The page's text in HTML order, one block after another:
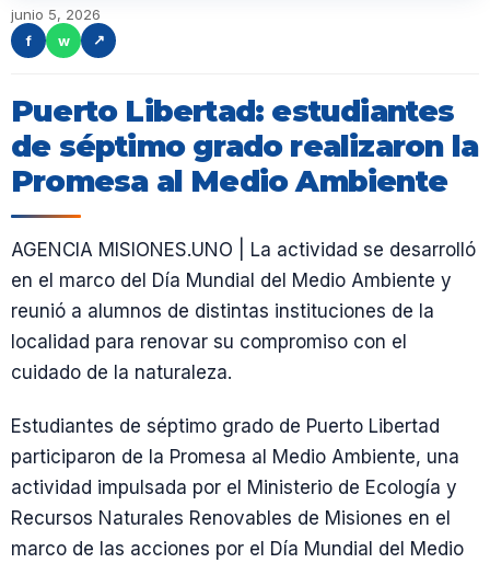
junio 5, 2026
f
w ↗
Puerto Libertad: estudiantes
de séptimo grado realizaron la
Promesa al Medio Ambiente
AGENCIA MISIONES.UNO | La actividad se desarrolló
en el marco del Día Mundial del Medio Ambiente y
reunió a alumnos de distintas instituciones de la
localidad para renovar su compromiso con el
cuidado de la naturaleza.
Estudiantes de séptimo grado de Puerto Libertad
participaron de la Promesa al Medio Ambiente, una
actividad impulsada por el Ministerio de Ecología y
Recursos Naturales Renovables de Misiones en el
marco de las acciones por el Día Mundial del Medio